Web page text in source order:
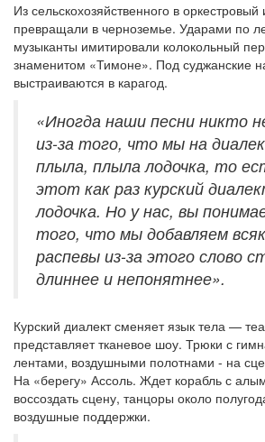
Из сельскохозяйственного в оркестровый
превращали в черноземье. Ударами по
музыканты имитировали колокольный
знаменитом «Тимоне». Под суджанские
выстраиваются в карагод.
«Иногда наши песни никто
из-за того, что мы на
плыла, плыла лодочка, то
этот как раз курский
лодочка. Но у нас, вы
того, что мы добавляем
распевы из-за этого слово
длиннее и непонятнее».
Курский диалект сменяет язык тела —
представляет тканевое шоу. Трюки с
лентами, воздушными полотнами - на
На «берегу» Ассоль. Ждет корабль с
воссоздать сцену, танцоры около
воздушные поддержки.